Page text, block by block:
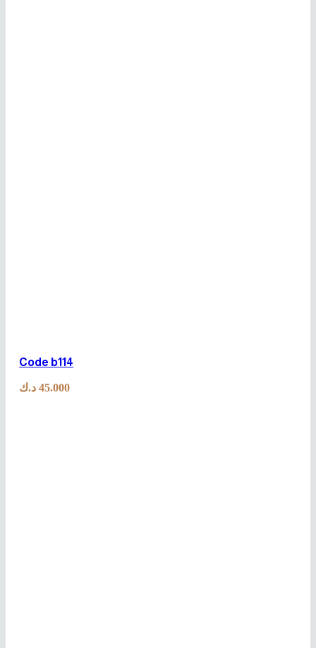
Code b114
45.000 د.ك